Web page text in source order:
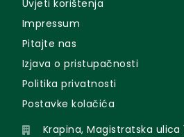
Uvjeti korištenja
Impressum
Pitajte nas
Izjava o pristupačnosti
Politika privatnosti
Postavke kolačića
Krapina, Magistratska ulica